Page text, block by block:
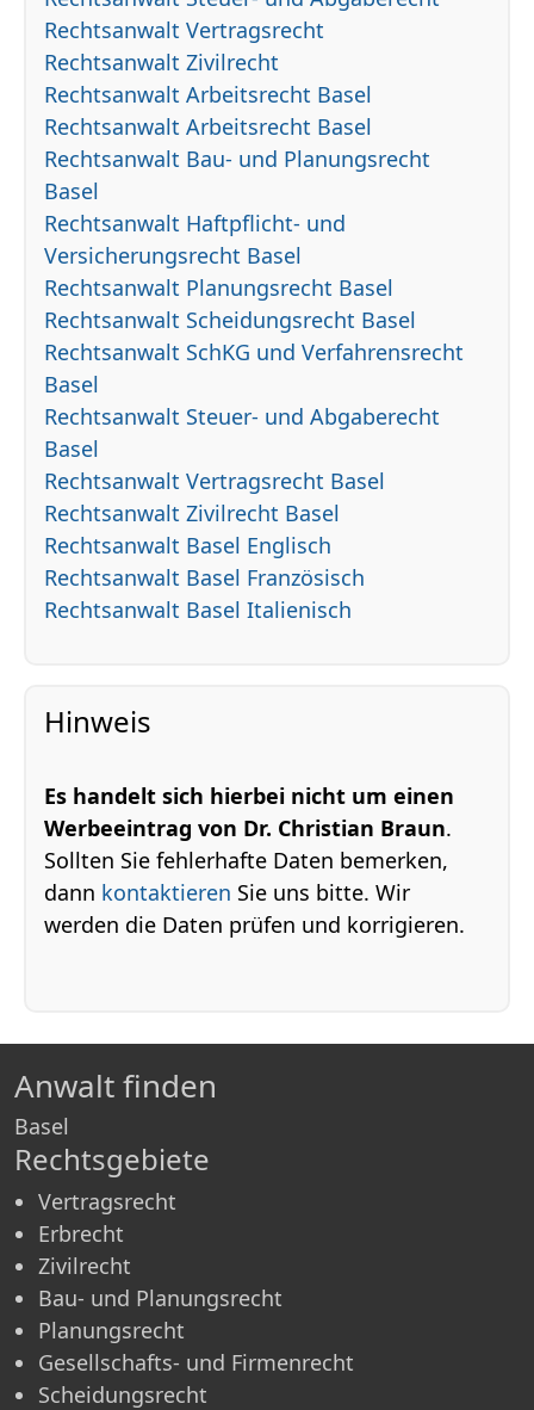
Rechtsanwalt Vertragsrecht
Rechtsanwalt Zivilrecht
Rechtsanwalt Arbeitsrecht Basel
Rechtsanwalt Arbeitsrecht Basel
Rechtsanwalt Bau- und Planungsrecht
Basel
Rechtsanwalt Haftpflicht- und
Versicherungsrecht Basel
Rechtsanwalt Planungsrecht Basel
Rechtsanwalt Scheidungsrecht Basel
Rechtsanwalt SchKG und Verfahrensrecht
Basel
Rechtsanwalt Steuer- und Abgaberecht
Basel
Rechtsanwalt Vertragsrecht Basel
Rechtsanwalt Zivilrecht Basel
Rechtsanwalt Basel Englisch
Rechtsanwalt Basel Französisch
Rechtsanwalt Basel Italienisch
Hinweis
Es handelt sich hierbei nicht um einen
Werbeeintrag von Dr. Christian Braun.
Sollten Sie fehlerhafte Daten bemerken,
dann kontaktieren Sie uns bitte. Wir
werden die Daten prüfen und korrigieren.
Anwalt finden
Basel
Rechtsgebiete
Vertragsrecht
Erbrecht
Zivilrecht
Bau- und Planungsrecht
Planungsrecht
Gesellschafts- und Firmenrecht
Scheidungsrecht